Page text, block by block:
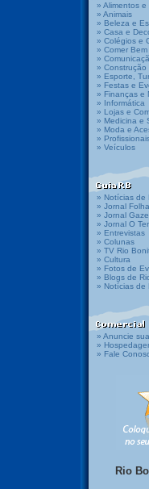
» Alimentos e
» Animais
» Beleza e
» Casa e
» Colégios e
» Comer Bem
»
» Construção
» Esporte,
» Festas e
» Finanças e
» Informática
» Lojas e
» Medicina e
» Moda e
»
» Veículos
» Notícias de
» Jornal
» Jornal
» Jornal O
» Entrevistas
» Colunas
» TV Rio
» Cultura
» Fotos de
» Blogs de
» Notícias de
» Anuncie
»
» Fale
Rio